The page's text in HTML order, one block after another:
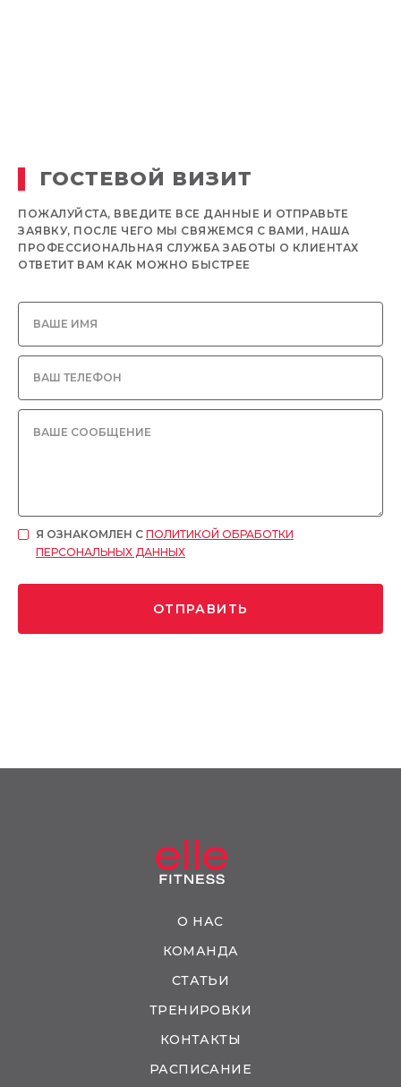
ГОСТЕВОЙ ВИЗИТ
ПОЖАЛУЙСТА, ВВЕДИТЕ ВСЕ ДАННЫЕ И ОТПРАВЬТЕ
ЗАЯВКУ, ПОСЛЕ ЧЕГО МЫ СВЯЖЕМСЯ С ВАМИ, НАША
ПРОФЕССИОНАЛЬНАЯ СЛУЖБА ЗАБОТЫ О КЛИЕНТАХ
ОТВЕТИТ ВАМ КАК МОЖНО БЫСТРЕЕ
Я ОЗНАКОМЛЕН С ПОЛИТИКОЙ ОБРАБОТКИ
ПЕРСОНАЛЬНЫХ ДАННЫХ
О НАС
КОМАНДА
СТАТЬИ
ТРЕНИРОВКИ
КОНТАКТЫ
РАСПИСАНИЕ